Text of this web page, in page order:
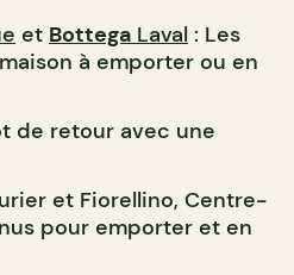
et Bottega Laval : Les
à emporter ou en
de retour avec une
et Fiorellino, Centre-
pour emporter et en